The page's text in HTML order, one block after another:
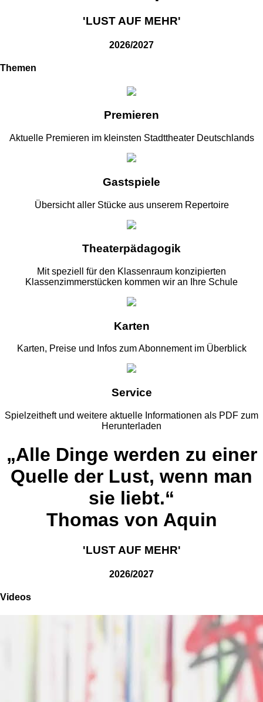
'LUST AUF MEHR'
2026/2027
Themen
Premieren
Aktuelle Premieren im kleinsten Stadttheater Deutschlands
Gastspiele
Übersicht aller Stücke aus unserem Repertoire
Theaterpädagogik
Mit speziell für den Klassenraum konzipierten
Klassenzimmerstücken kommen wir an Ihre Schule
Karten
Karten, Preise und Infos zum Abonnement im Überblick
Service
Spielzeitheft und weitere aktuelle Informationen als PDF zum
Herunterladen
„Alle Dinge werden zu einer
Quelle der Lust, wenn man
sie liebt.“
Thomas von Aquin
'LUST AUF MEHR'
2026/2027
Videos